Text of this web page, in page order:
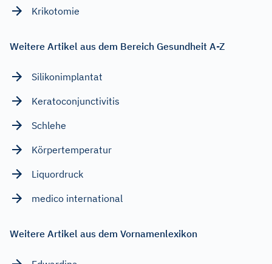
Krikotomie
Weitere Artikel aus dem Bereich Gesundheit A-Z
Silikonimplantat
Keratoconjunctivitis
Schlehe
Körpertemperatur
Liquordruck
medico international
Weitere Artikel aus dem Vornamenlexikon